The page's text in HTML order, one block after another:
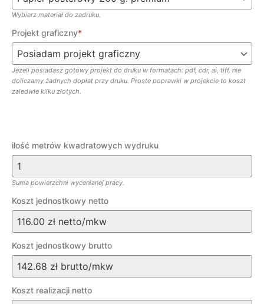
Wybierz materiał do zadruku.
Projekt graficzny*
Jeżeli posiadasz gotowy projekt do druku w formatach: pdf, cdr, ai, tiff, nie
doliczamy żadnych dopłat przy druku. Proste poprawki w projekcie to koszt
zaledwie kilku złotych.
ilość metrów kwadratowych wydruku
Suma powierzchni wycenianej pracy.
Koszt jednostkowy netto
Koszt jednostkowy brutto
Koszt realizacji netto